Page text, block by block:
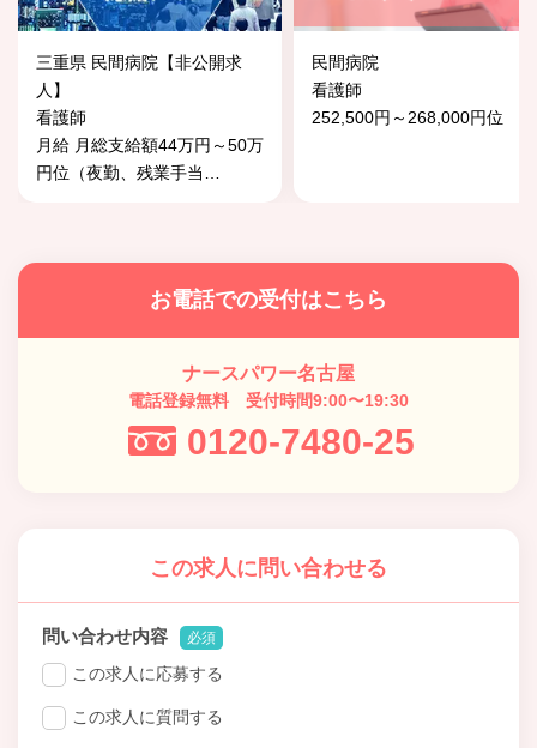
三重県 民間病院【非公開求
人】
看護師
月給 月総支給額44万円～50万
円位（夜勤、残業手当
民間病院
看護師
252,500円～268,000円位
お電話での受付はこちら
ナースパワー名古屋
電話登録無料 受付時間9:00〜19:30
0120-7480-25
この求人に問い合わせる
問い合わせ内容 必須
この求人に応募する
この求人に質問する